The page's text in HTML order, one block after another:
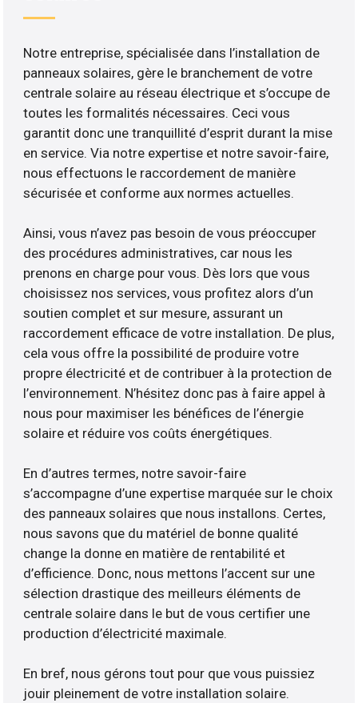
Notre entreprise, spécialisée dans l’installation de
panneaux solaires, gère le branchement de votre
centrale solaire au réseau électrique et s’occupe de
toutes les formalités nécessaires. Ceci vous
garantit donc une tranquillité d’esprit durant la mise
en service. Via notre expertise et notre savoir-faire,
nous effectuons le raccordement de manière
sécurisée et conforme aux normes actuelles.
Ainsi, vous n’avez pas besoin de vous préoccuper
des procédures administratives, car nous les
prenons en charge pour vous. Dès lors que vous
choisissez nos services, vous profitez alors d’un
soutien complet et sur mesure, assurant un
raccordement efficace de votre installation. De plus,
cela vous offre la possibilité de produire votre
propre électricité et de contribuer à la protection de
l’environnement. N’hésitez donc pas à faire appel à
nous pour maximiser les bénéfices de l’énergie
solaire et réduire vos coûts énergétiques.
En d’autres termes, notre savoir-faire
s’accompagne d’une expertise marquée sur le choix
des panneaux solaires que nous installons. Certes,
nous savons que du matériel de bonne qualité
change la donne en matière de rentabilité et
d’efficience. Donc, nous mettons l’accent sur une
sélection drastique des meilleurs éléments de
centrale solaire dans le but de vous certifier une
production d’électricité maximale.
En bref, nous gérons tout pour que vous puissiez
jouir pleinement de votre installation solaire.